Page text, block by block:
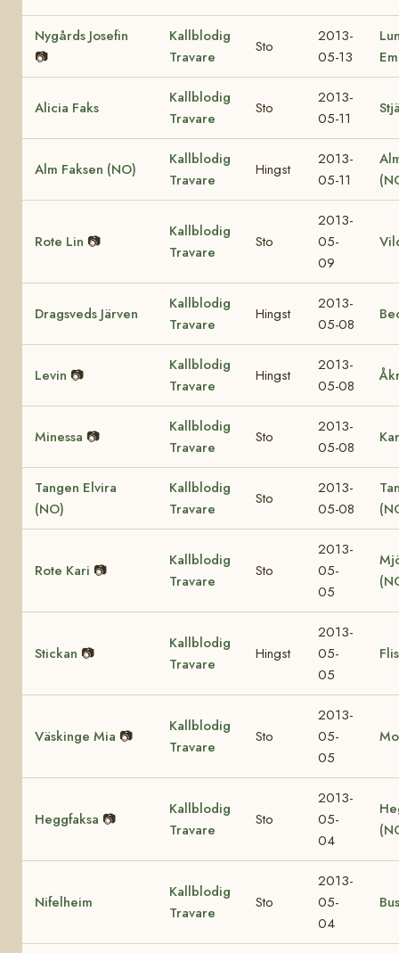
Nygårds Josefin
📷
Kallblodig
Travare
Sto
2013-
05-13
Alicia Faks
Kallblodig
Travare
Sto
2013-
05-11
Alm Faksen (NO)
Kallblodig
Travare
Hingst
2013-
05-11
Rote Lin 📷
Kallblodig
Travare
Sto
2013-
05-
09
Dragsveds Järven
Kallblodig
Travare
Hingst
2013-
05-08
Levin 📷
Kallblodig
Travare
Hingst
2013-
05-08
Minessa 📷
Kallblodig
Travare
Sto
2013-
05-08
Tangen Elvira
(NO)
Kallblodig
Travare
Sto
2013-
05-08
Rote Kari 📷
Kallblodig
Travare
Sto
2013-
05-
05
Stickan 📷
Kallblodig
Travare
Hingst
2013-
05-
05
Väskinge Mia 📷
Kallblodig
Travare
Sto
2013-
05-
05
Heggfaksa 📷
Kallblodig
Travare
Sto
2013-
05-
04
Nifelheim
Kallblodig
Travare
Sto
2013-
05-
04